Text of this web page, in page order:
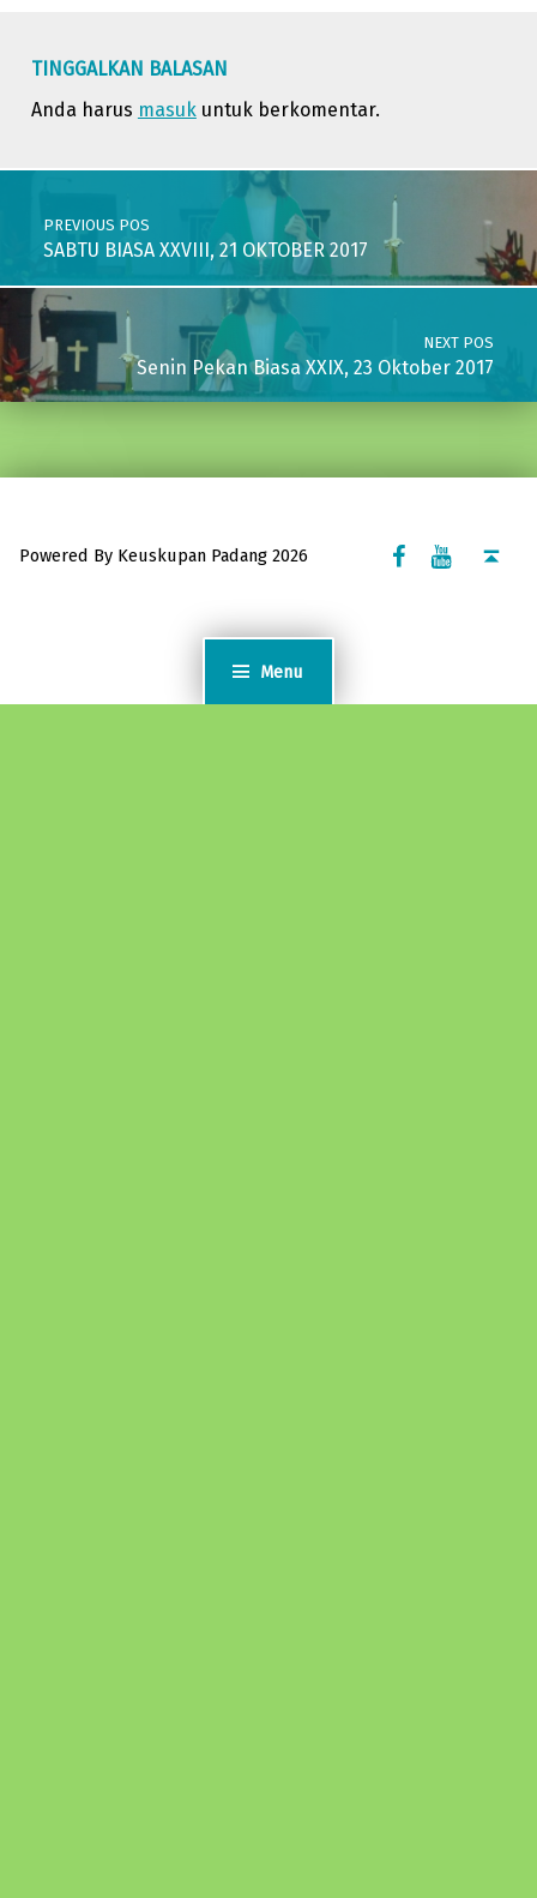
Menu
TINGGALKAN BALASAN
Anda harus masukuntuk berkomentar.
Post navigation
PREVIOUS POS
SABTU BIASA XXVIII, 21 OKTOBER 2017
NEXT POS
Senin Pekan Biasa XXIX, 23 Oktober 2017
Powered By Keuskupan Padang 2026